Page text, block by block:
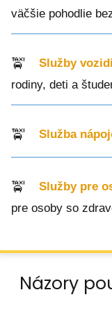
väčšie pohodlie
Služby
rodiny, deti a
Služba
Služby pre
pre osoby so
Názory